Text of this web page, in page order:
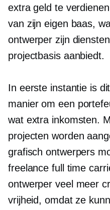
extra geld te
van zijneigen baas,
ontwerper zijn
projectbasis aanbiedt.
In eerste instantie is
manier om een
wat extra inkomsten.
projecten worden
grafisch ontwerpers
freelancefull time
ontwerper veel meer
vrijheid, omdat ze